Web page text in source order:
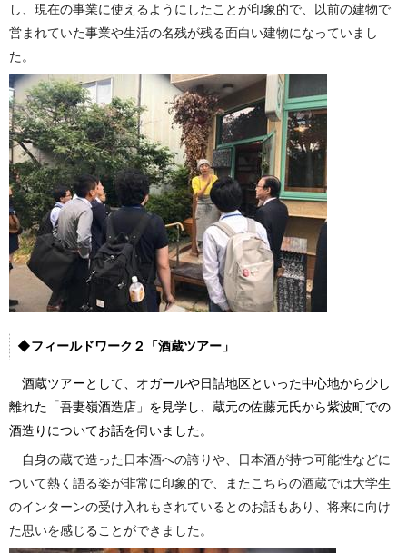
し、現在の事業に使えるようにしたことが印象的で、以前の建物で
営まれていた事業や生活の名残が残る面白い建物になっていまし
た。
◆フィールドワーク２「酒蔵ツアー」
酒蔵ツアーとして、オガールや日詰地区といった中心地から少し
離れた「吾妻嶺酒造店」を見学し、蔵元の佐藤元氏から紫波町での
酒造りについてお話を伺いました。
自身の蔵で造った日本酒への誇りや、日本酒が持つ可能性などに
ついて熱く語る姿が非常に印象的で、またこちらの酒蔵では大学生
のインターンの受け入れもされているとのお話もあり、将来に向け
た思いを感じることができました。